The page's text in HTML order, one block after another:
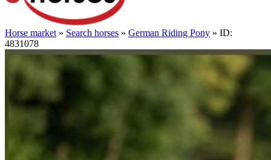
Horse market » Search horses » German Riding Pony » ID:
4831078